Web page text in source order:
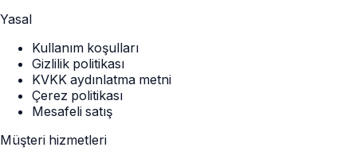
Yasal
Kullanım koşulları
Gizlilik politikası
KVKK aydınlatma metni
Çerez politikası
Mesafeli satış
Müşteri hizmetleri